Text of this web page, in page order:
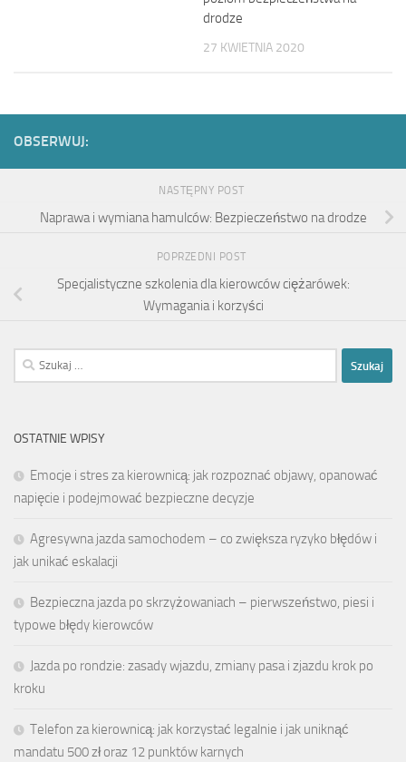
drodze
27 KWIETNIA 2020
OBSERWUJ:
NASTĘPNY POST
Naprawa i wymiana hamulców: Bezpieczeństwo na drodze
POPRZEDNI POST
Specjalistyczne szkolenia dla kierowców ciężarówek:
Wymagania i korzyści
Szukaj:
OSTATNIE WPISY
Emocje i stres za kierownicą: jak rozpoznać objawy, opanować
napięcie i podejmować bezpieczne decyzje
Agresywna jazda samochodem – co zwiększa ryzyko błędów i
jak unikać eskalacji
Bezpieczna jazda po skrzyżowaniach – pierwszeństwo, piesi i
typowe błędy kierowców
Jazda po rondzie: zasady wjazdu, zmiany pasa i zjazdu krok po
kroku
Telefon za kierownicą: jak korzystać legalnie i jak uniknąć
mandatu 500 zł oraz 12 punktów karnych